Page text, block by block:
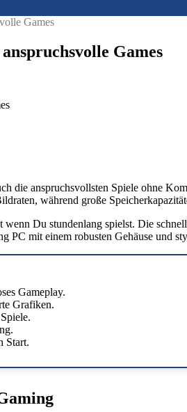
Games
Games
die anspruchsvollsten Spiele ohne
während große
Du stundenlang spielst. Die
PC mit einem robusten Gehäuse und
Gameplay.
Grafiken.
Start.